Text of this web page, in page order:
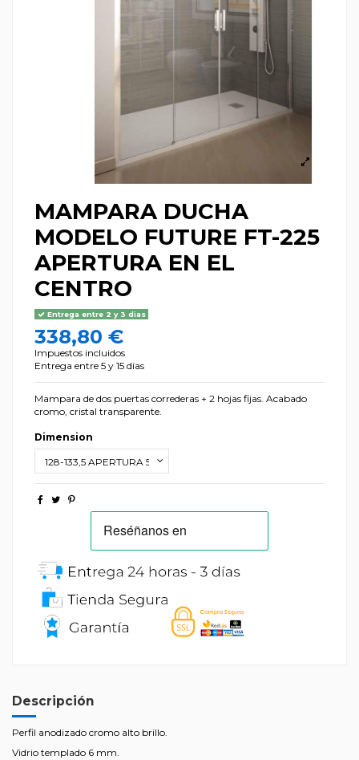
MAMPARA DUCHA
MODELO FUTURE FT-225
APERTURA EN EL
CENTRO
Entrega entre 2 y 3 dias
338,80 €
Impuestos incluidos
Entrega entre 5 y 15 días
Mampara de dos puertas correderas + 2 hojas fijas. Acabado
cromo, cristal transparente.
Dimension
Descripción
Perfil anodizado cromo alto brillo.
Vidrio templado 6 mm.